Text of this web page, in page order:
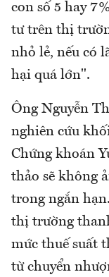
con số 5 hay
tư trên thị
nhỏ lẻ, nếu có
hại quá lớn".
Ông Nguyễn
nghiên cứu
Chứng khoán
thảo sẽ không
trong ngắn
thị trường
mức thuế suất
từ chuyển